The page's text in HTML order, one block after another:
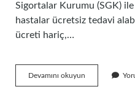
Sigortalar Kurumu (SGK) ile
hastalar ücretsiz tedavi
ücreti hariç,…
Devamını okuyun
Hekimliği